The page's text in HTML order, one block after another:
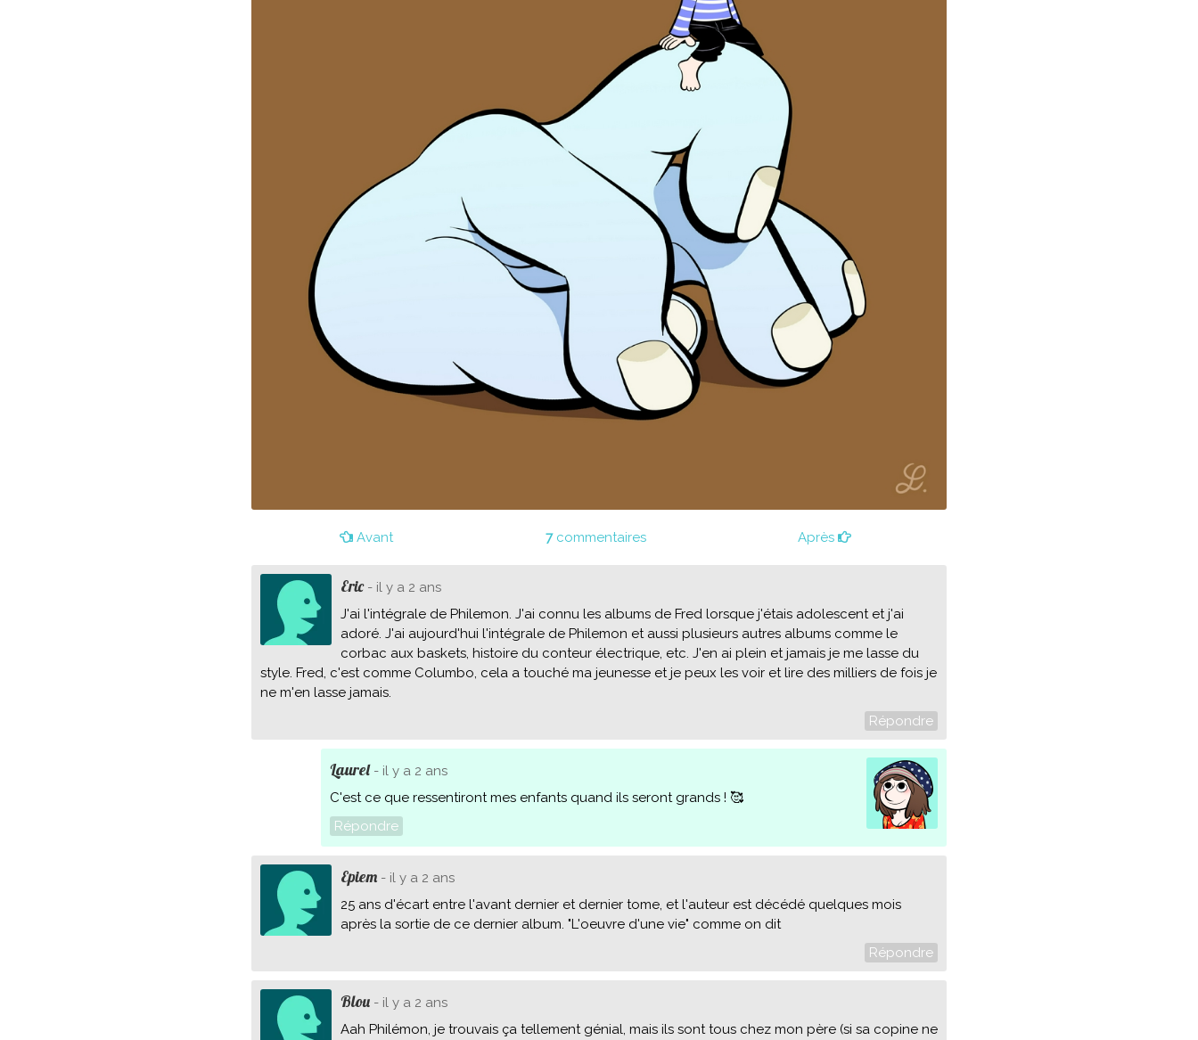
Avant 7commentaires Après
Eric- il y a 2 ans
J'ai l'intégrale de Philemon. J'ai connu les albums de Fred lorsque j'étais adolescent et j'ai
adoré. J'ai aujourd'hui l'intégrale de Philemon et aussi plusieurs autres albums comme le
corbac aux baskets, histoire du conteur électrique, etc. J'en ai plein et jamais je me lasse du
style. Fred, c'est comme Columbo, cela a touché ma jeunesse et je peux les voir et lire des milliers de fois je
ne m'en lasse jamais.
Répondre
Laurel- il y a 2 ans
C'est ce que ressentiront mes enfants quand ils seront grands ! 🥰
Répondre
Epiem- il y a 2 ans
25 ans d'écart entre l'avant dernier et dernier tome, et l'auteur est décédé quelques mois
après la sortie de ce dernier album. "L'oeuvre d'une vie" comme on dit
Répondre
Blou - il y a 2 ans
Aah Philémon, je trouvais ça tellement génial, mais ils sont tous chez mon père (si sa copine ne